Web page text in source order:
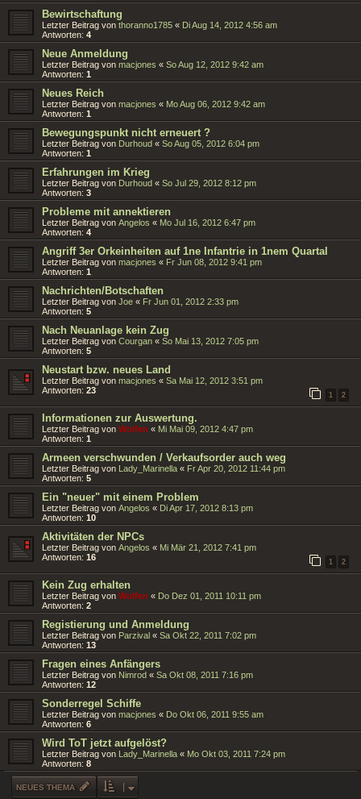
Bewirtschaftung
Letzter Beitrag von thoranno1785 « Di Aug 14, 2012 4:56 am
Antworten: 4
Neue Anmeldung
Letzter Beitrag von macjones « So Aug 12, 2012 9:42 am
Antworten: 1
Neues Reich
Letzter Beitrag von macjones « Mo Aug 06, 2012 9:42 am
Antworten: 1
Bewegungspunkt nicht erneuert ?
Letzter Beitrag von Durhoud « So Aug 05, 2012 6:04 pm
Antworten: 1
Erfahrungen im Krieg
Letzter Beitrag von Durhoud « So Jul 29, 2012 8:12 pm
Antworten: 3
Probleme mit annektieren
Letzter Beitrag von Angelos « Mo Jul 16, 2012 6:47 pm
Antworten: 4
Angriff 3er Orkeinheiten auf 1ne Infantrie in 1nem Quartal
Letzter Beitrag von macjones « Fr Jun 08, 2012 9:41 pm
Antworten: 1
Nachrichten/Botschaften
Letzter Beitrag von Joe « Fr Jun 01, 2012 2:33 pm
Antworten: 5
Nach Neuanlage kein Zug
Letzter Beitrag von Courgan « So Mai 13, 2012 7:05 pm
Antworten: 5
Neustart bzw. neues Land
Letzter Beitrag von macjones « Sa Mai 12, 2012 3:51 pm
Antworten: 23
1 2
Informationen zur Auswertung.
Letzter Beitrag von Wolfen « Mi Mai 09, 2012 4:47 pm
Antworten: 1
Armeen verschwunden / Verkaufsorder auch weg
Letzter Beitrag von Lady_Marinella « Fr Apr 20, 2012 11:44 pm
Antworten: 5
Ein "neuer" mit einem Problem
Letzter Beitrag von Angelos « Di Apr 17, 2012 8:13 pm
Antworten: 10
Aktivitäten der NPCs
Letzter Beitrag von Angelos « Mi Mär 21, 2012 7:41 pm
Antworten: 16
1 2
Kein Zug erhalten
Letzter Beitrag von Wolfen « Do Dez 01, 2011 10:11 pm
Antworten: 2
Registierung und Anmeldung
Letzter Beitrag von Parzival « Sa Okt 22, 2011 7:02 pm
Antworten: 13
Fragen eines Anfängers
Letzter Beitrag von Nimrod « Sa Okt 08, 2011 7:16 pm
Antworten: 12
Sonderregel Schiffe
Letzter Beitrag von macjones « Do Okt 06, 2011 9:55 am
Antworten: 6
Wird ToT jetzt aufgelöst?
Letzter Beitrag von Lady_Marinella « Mo Okt 03, 2011 7:24 pm
Antworten: 8
NEUES THEMA